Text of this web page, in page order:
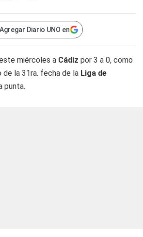
Agregar Diario UNO en
miércoles a Cádiz por 3 a 0, como
de la 31ra. fecha de la Liga de
punta.